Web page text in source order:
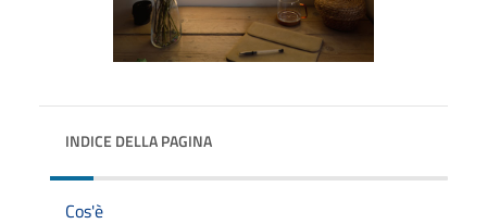
INDICE DELLA PAGINA
Cos'è